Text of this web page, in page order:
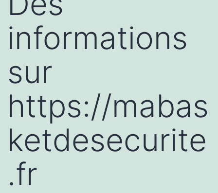
informations
sur
https://mabas
ketdesecurite
.fr